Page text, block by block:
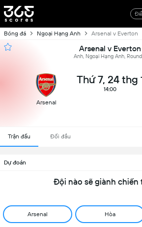
Bóng đá Ngoại Hạng Anh Arsenal v Everton
Arsenal v Everton
Anh, Ngoại Hạng Anh,
Arsenal
Thứ 7, 24 thg
14:00
Trận đấu Đối đầu
Dự đoán
Đội nào sẽ giành chiến
Arsenal Hòa